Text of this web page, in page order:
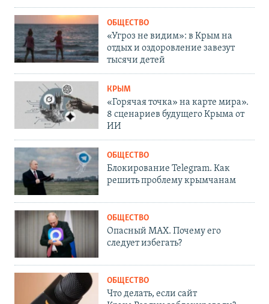
ОБЩЕСТВО
«Угроз не видим»: в Крым на
отдых и оздоровление завезут
тысячи детей
КРЫМ
«Горячая точка» на карте мира».
8 сценариев будущего Крыма от
ИИ
ОБЩЕСТВО
Блокирование Telegram. Как
решить проблему крымчанам
ОБЩЕСТВО
Опасный MAX. Почему его
следует избегать?
ОБЩЕСТВО
Что делать, если сайт